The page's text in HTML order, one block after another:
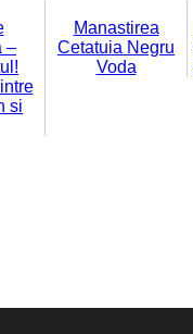
–
si
Manastirea
Cetatuia Negru
Voda